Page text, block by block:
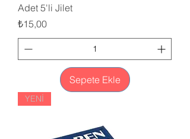
Adet 5'li Jilet
Fiyat
₺15,00
Sepete Ekle
YENİ